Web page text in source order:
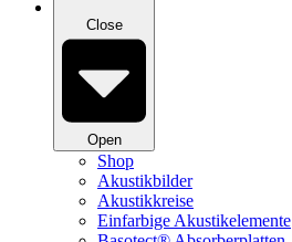
Close
Open
Shop
Akustikbilder
Akustikkreise
Einfarbige Akustikelemente